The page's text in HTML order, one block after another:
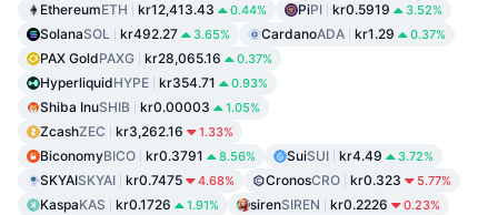
EthereumETH kr12,413.43 0.44% PiPI kr0.5919 3.52%
SolanaSOL kr492.27 3.65% CardanoADA kr1.29 0.37%
PAX GoldPAXG kr28,065.16 0.37%
HyperliquidHYPE kr354.71 0.93%
Shiba InuSHIB kr0.00003 1.05%
ZcashZEC kr3,262.16 1.33%
BiconomyBICO kr0.3791 8.56% SuiSUI kr4.49 3.72%
SKYAISKYAI kr0.7475 4.68% CronosCRO kr0.323 5.77%
KaspaKAS kr0.1726 1.91% sirenSIREN kr0.2226 0.23%